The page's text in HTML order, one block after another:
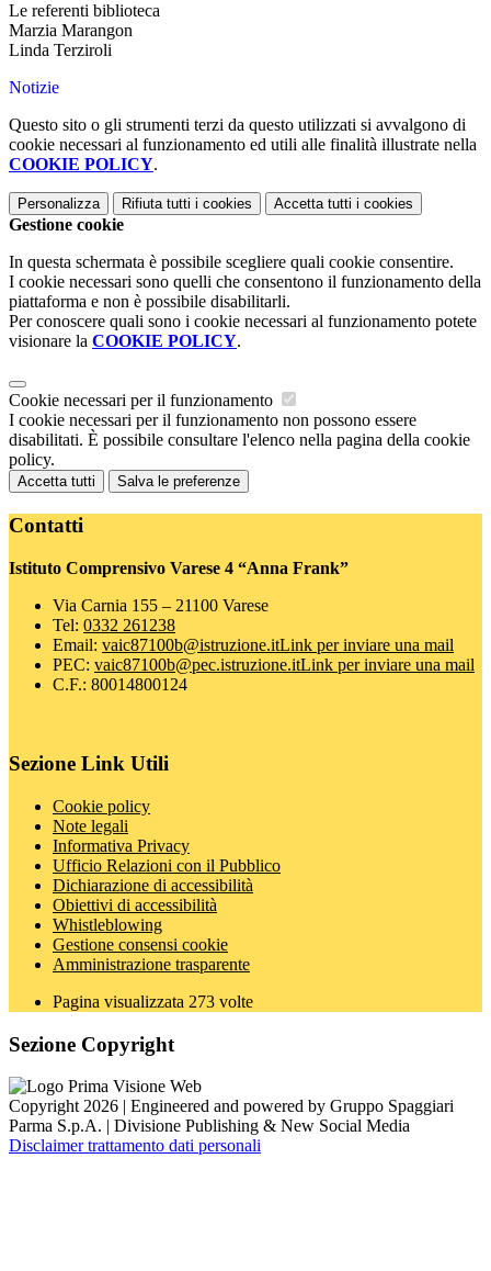
Le referenti biblioteca
Marzia Marangon
Linda Terziroli
Notizie
Questo sito o gli strumenti terzi da questo utilizzati si avvalgono di
cookie necessari al funzionamento ed utili alle finalità illustrate nella
COOKIE POLICY.
Personalizza Rifiuta tutti i cookies Accetta tutti i cookies
Gestione cookie
In questa schermata è possibile scegliere quali cookie consentire.
I cookie necessari sono quelli che consentono il funzionamento della
piattaforma e non è possibile disabilitarli.
Per conoscere quali sono i cookie necessari al funzionamento potete
visionare la COOKIE POLICY.
Cookie necessari per il funzionamento
I cookie necessari per il funzionamento non possono essere
disabilitati. È possibile consultare l'elenco nella pagina della cookie
policy.
Accetta tutti Salva le preferenze
Contatti
Istituto Comprensivo Varese 4 “Anna Frank”
Via Carnia 155 – 21100 Varese
Tel: 0332 261238
Email: vaic87100b@istruzione.itLink per inviare una mail
PEC: vaic87100b@pec.istruzione.itLink per inviare una mail
C.F.: 80014800124
Sezione Link Utili
Cookie policy
Note legali
Informativa Privacy
Ufficio Relazioni con il Pubblico
Dichiarazione di accessibilità
Obiettivi di accessibilità
Whistleblowing
Gestione consensi cookie
Amministrazione trasparente
Pagina visualizzata 273 volte
Sezione Copyright
Copyright 2026 | Engineered and powered by Gruppo Spaggiari
Parma S.p.A. | Divisione Publishing & New Social Media
Disclaimer trattamento dati personali